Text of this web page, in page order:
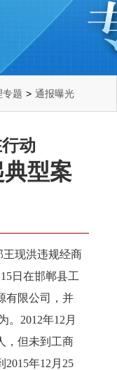
专题 > 通报曝光
动
型案
王现洪违规经商
日在邯郸县工
有限公司，并
。2012年12月
，但未到工商
年12月25